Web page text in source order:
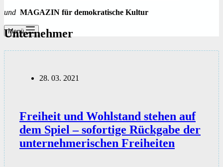
und MAGAZIN für demokratische Kultur
Menü
Unternehmer
28. 03. 2021
Freiheit und Wohlstand stehen auf
dem Spiel – sofortige Rückgabe der
unternehmerischen Freiheiten